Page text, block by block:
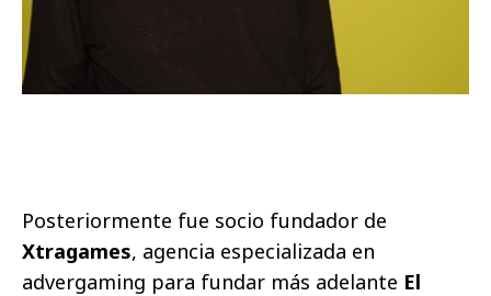
Posteriormente fue socio fundador de
Xtragames, agencia especializada en
advergaming para fundar más adelante El